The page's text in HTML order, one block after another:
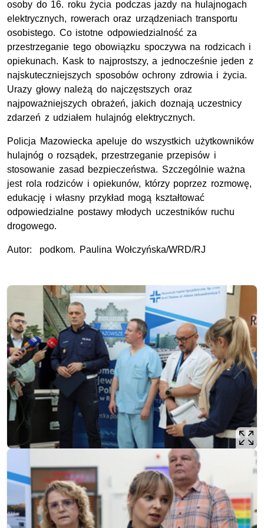
osoby do 16. roku życia podczas jazdy na hulajnogach
elektrycznych, rowerach oraz urządzeniach transportu
osobistego. Co istotne odpowiedzialność za
przestrzeganie tego obowiązku spoczywa na rodzicach i
opiekunach. Kask to najprostszy, a jednocześnie jeden z
najskuteczniejszych sposobów ochrony zdrowia i życia.
Urazy głowy należą do najczęstszych oraz
najpoważniejszych obrażeń, jakich doznają uczestnicy
zdarzeń z udziałem hulajnóg elektrycznych.
Policja Mazowiecka apeluje do wszystkich użytkowników
hulajnóg o rozsądek, przestrzeganie przepisów i
stosowanie zasad bezpieczeństwa. Szczególnie ważna
jest rola rodziców i opiekunów, którzy poprzez rozmowę,
edukację i własny przykład mogą kształtować
odpowiedzialne postawy młodych uczestników ruchu
drogowego.
Autor: podkom. Paulina Wołczyńska/WRD/RJ